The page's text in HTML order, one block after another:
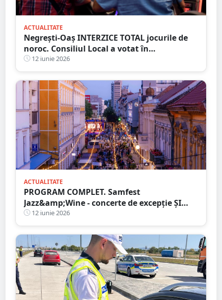
ACTUALITATE
Negrești-Oaș INTERZICE TOTAL jocurile de
noroc. Consiliul Local a votat în
unanimitate interzicerea cazinourilor
12 iunie 2026
ACTUALITATE
PROGRAM COMPLET. Samfest
Jazz&amp;Wine - concerte de excepție ȘI
vinuri alese în inima municipiului Satu
Mare
12 iunie 2026